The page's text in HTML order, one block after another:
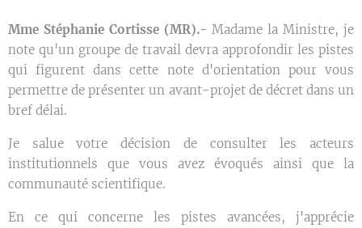
Mme Stéphanie Cortisse (MR).- Madame la Ministre, je
note qu'un groupe de travail devra approfondir les pistes
qui figurent dans cette note d'orientation pour vous
permettre de présenter un avant-projet de décret dans un
bref délai.
Je salue votre décision de consulter les acteurs
institutionnels que vous avez évoqués ainsi que la
communauté scientifique.
En ce qui concerne les pistes avancées, j'apprécie